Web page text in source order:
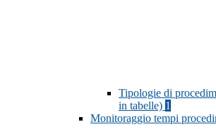
Tipologie di
in tabelle) 1
Monitoraggio tempi